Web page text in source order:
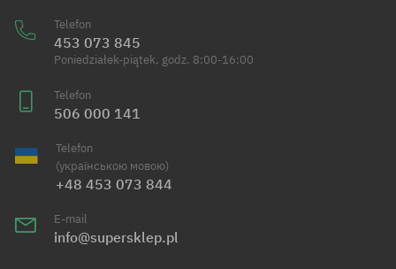
Telefon
453 073 845
Poniedziałek-piątek, godz. 8:00-16:00
Telefon
506 000 141
Telefon
(українською мовою)
+48 453 073 844
E-mail
info@supersklep.pl